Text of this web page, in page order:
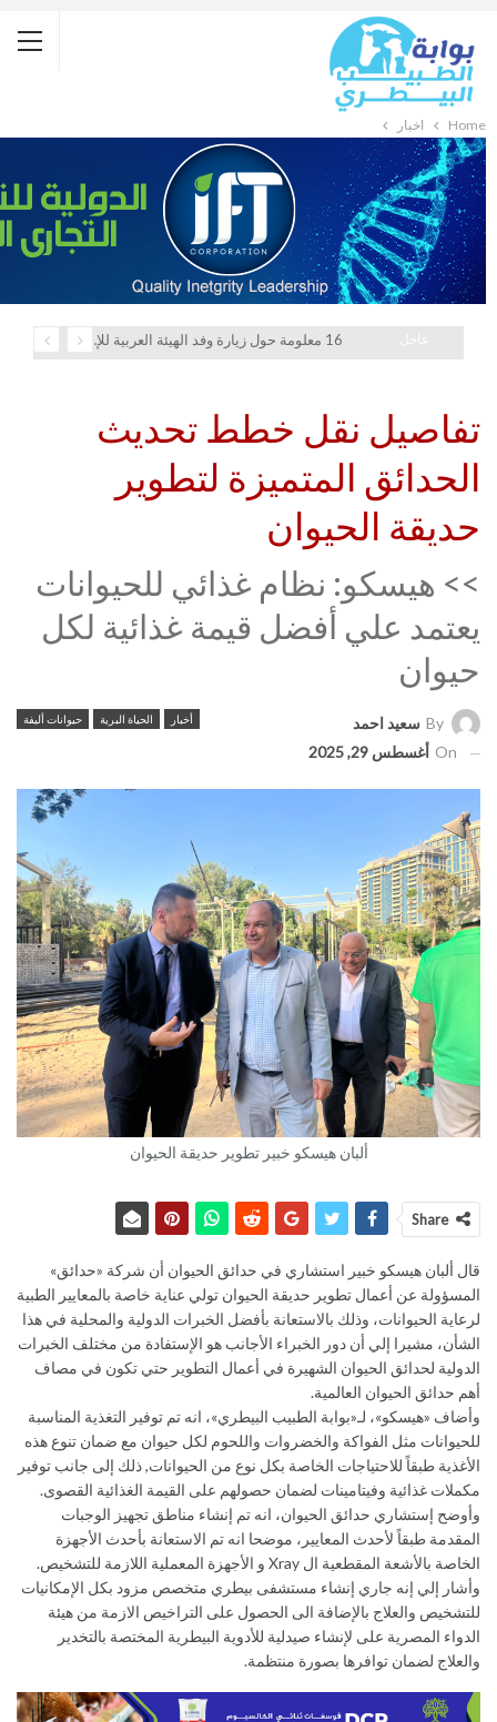
Home أخبار
16 معلومة حول زيارة وفد الهيئة العربية للإستثمار والإنماء الزراعي إلي السعودية
تفاصيل نقل خطط تحديث
الحدائق المتميزة لتطوير
حديقة الحيوان
>> هيسكو: نظام غذائي للحيوانات
يعتمد علي أفضل قيمة غذائية لكل
حيوان
أخبار الحياة البرية حيوانات أليفة By سعيد احمد
On أغسطس 29, 2025
ألبان هيسكو خبير تطوير حديقة الحيوان
Share
قال ألبان هيسكو خبير استشاري في حدائق الحيوان أن شركة «حدائق»
المسؤولة عن أعمال تطوير حديقة الحيوان تولي عناية خاصة بالمعايير الطبية
لرعاية الحيوانات، وذلك بالاستعانة بأفضل الخبرات الدولية والمحلية في هذا
الشأن، مشيرا إلي أن دور الخبراء الأجانب هو الإستفادة من مختلف الخبرات
الدولية لحدائق الحيوان الشهيرة في أعمال التطوير حتي تكون في مصاف
أهم حدائق الحيوان العالمية.
وأضاف «هيسكو»، لـ«بوابة الطبيب البيطري»، انه تم توفير التغذية المناسبة
للحيوانات مثل الفواكة والخضروات واللحوم لكل حيوان مع ضمان تنوع هذه
الأغذية طبقاً للاحتياجات الخاصة بكل نوع من الحيوانات, ذلك إلى جانب توفير
مكملات غذائية وفيتامينات لضمان حصولهم على القيمة الغذائية القصوى.
وأوضح إستشاري حدائق الحيوان، انه تم إنشاء مناطق تجهيز الوجبات
المقدمة طبقاً لأحدث المعايير، موضحا انه ⁠تم الاستعانة بأحدث الأجهزة
الخاصة بالأشعة المقطعية ال Xray و الأجهزة المعملية اللازمة للتشخيص.
وأشار إلي إنه جاري إنشاء مستشفى بيطري متخصص مزود بكل الإمكانيات
للتشخيص والعلاج بالإضافة الى ⁠الحصول على التراخيص الازمة من هيئة
الدواء المصرية على لإنشاء صيدلية للأدوية البيطرية المختصة بالتخدير
والعلاج لضمان توافرها بصورة منتظمة.